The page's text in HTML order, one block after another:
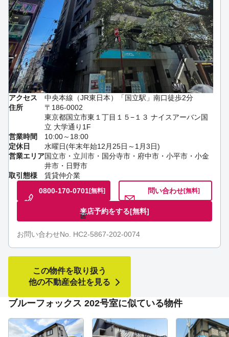
アクセス
中央本線（JR東日本）「国立駅」南口徒歩2分
住所
〒186-0002
東京都国立市東１丁目１５−１３ ナイスアーバン国
立 大学通り1F
営業時間
10:00～18:00
定休日
水曜日(年末年始12月25日～1月3日)
営業エリア国立市・立川市・国分寺市・府中市・小平市・小金
井市・日野市
取引態様
賃貸仲介業
0800-170-0701[無料] 問い合わせ[無料]
来店予約をする[無料]
お問い合わせNo. HC2-5867-202-0074
この物件を取り扱う
他の不動産会社を見る
ブルーフォックス 202号室に似ている物件